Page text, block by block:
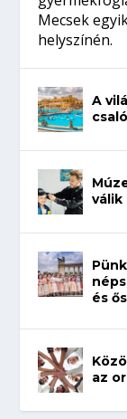
Mecsek
helyszínén.
A
válik
és
az